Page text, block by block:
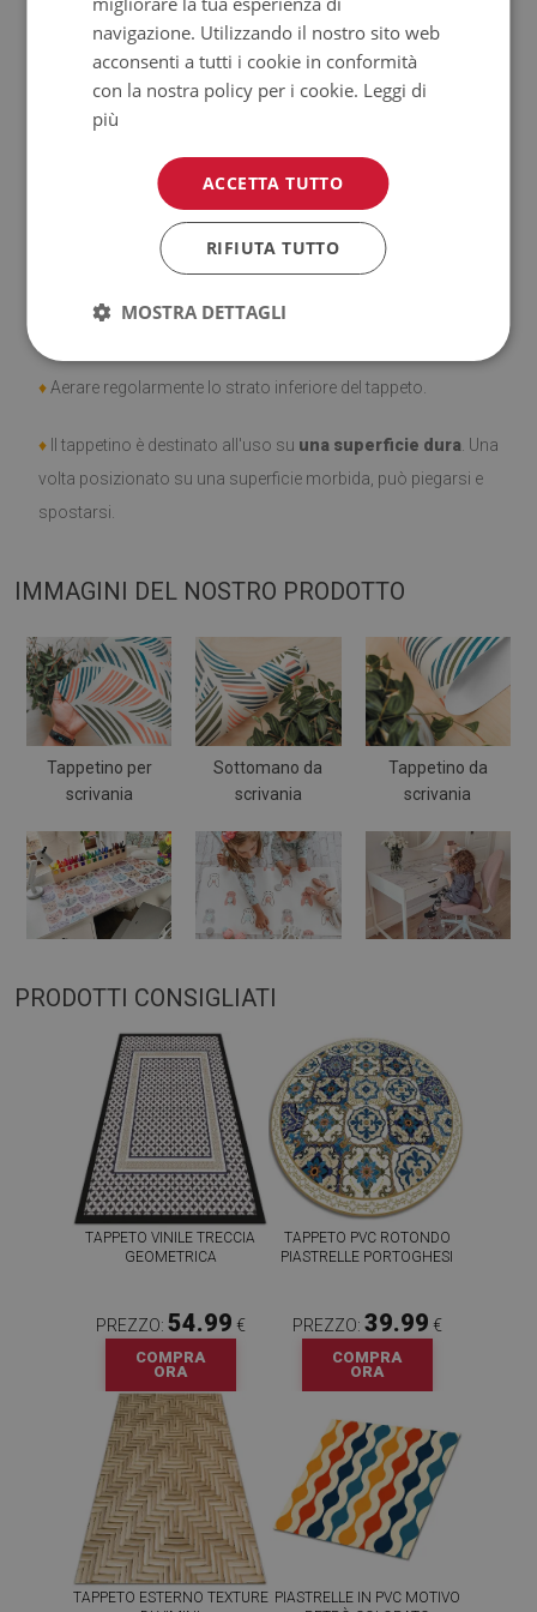
Prodotto facile da pulire, resistente alle macchie e
all'acqua.
del tempo (es. abrasioni) non sono soggetti a reclami.
Come prendersi cura del prodotto?
♦ Aerare regolarmente lo strato inferiore del tappeto.
♦ Il tappetino è destinato all'uso su una superficie dura . Una
volta posizionato su una superficie morbida, può piegarsi e
spostarsi.
IMMAGINI DEL NOSTRO PRODOTTO
Tappetino per
scrivania
Sottomano da
scrivania
Tappetino da
scrivania
PRODOTTI CONSIGLIATI
TAPPETO VINILE TRECCIA
GEOMETRICA
PREZZO: 54.99 €
COMPRA
ORA
TAPPETO PVC ROTONDO
PIASTRELLE PORTOGHESI
PREZZO: 39.99 €
COMPRA
ORA
TAPPETO ESTERNO TEXTURE PIASTRELLE IN PVC MOTIVO
navigazione. Utilizzando il nostro sito web
acconsenti a tutti i cookie in conformità
con la nostra policy per i cookie. Leggi di
più
ACCETTA TUTTO
RIFIUTA TUTTO
MOSTRA DETTAGLI